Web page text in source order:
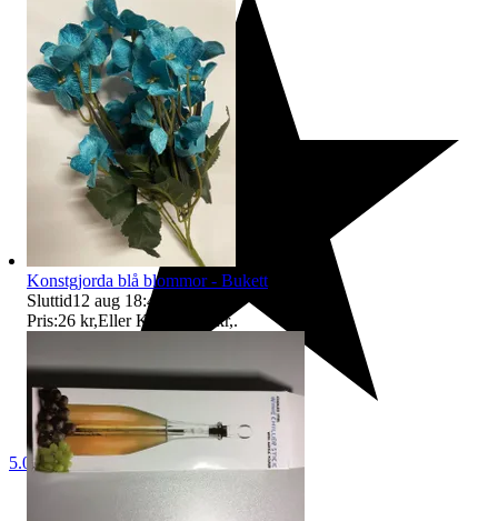
5.0
Konstgjorda blå blommor - Bukett
Sluttid12 aug 18:49
Pris:26 kr,Eller Köp nu 29 kr,.